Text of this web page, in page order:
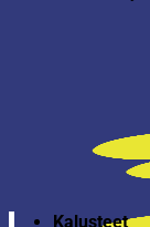
Kalusteet